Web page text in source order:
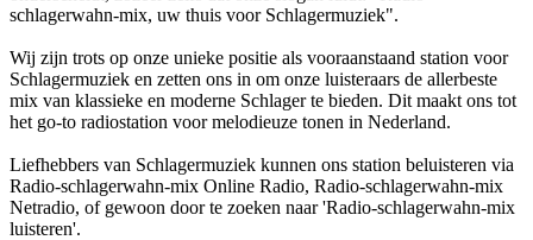
schlagerwahn-mix, uw thuis voor Schlagermuziek".
Wij zijn trots op onze unieke positie als vooraanstaand station voor
Schlagermuziek en zetten ons in om onze luisteraars de allerbeste
mix van klassieke en moderne Schlager te bieden. Dit maakt ons tot
het go-to radiostation voor melodieuze tonen in Nederland.
Liefhebbers van Schlagermuziek kunnen ons station beluisteren via
Radio-schlagerwahn-mix Online Radio, Radio-schlagerwahn-mix
Netradio, of gewoon door te zoeken naar 'Radio-schlagerwahn-mix
luisteren'.